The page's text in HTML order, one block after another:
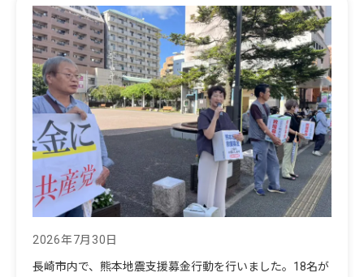
2026年7月30日
長崎市内で、熊本地震支援募金行動を行いました。18名が